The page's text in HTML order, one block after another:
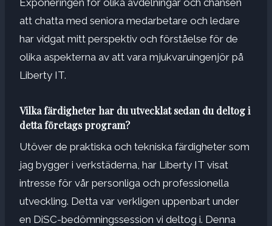
att chatta med seniora medarbetare och ledare
har vidgat mitt perspektiv och förståelse för de
olika aspekterna av att vara mjukvaruingenjör på
Liberty IT.
Vilka färdigheter har du utvecklat sedan du deltog i
detta företags program?
Utöver de praktiska och tekniska färdigheter som
jag bygger i verkstäderna, har Liberty IT visat
intresse för vår personliga och professionella
utveckling. Detta var verkligen uppenbart under
en DiSC-bedömningssession vi deltog i. Denna